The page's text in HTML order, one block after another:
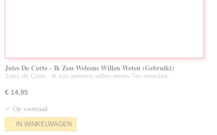
Jules De Corte - Ik Zou Weleens Willen Weten (Gebruikt)
Jules de Corte - Ik zou weleens willen weten Ten onrechte…
€ 14,95
✓ Op voorraad
IN WINKELWAGEN